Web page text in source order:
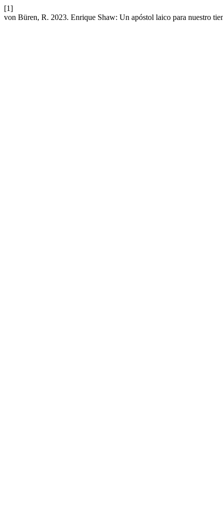
[1]
von Büren, R. 2023. Enrique Shaw: Un apóstol laico para nuestro